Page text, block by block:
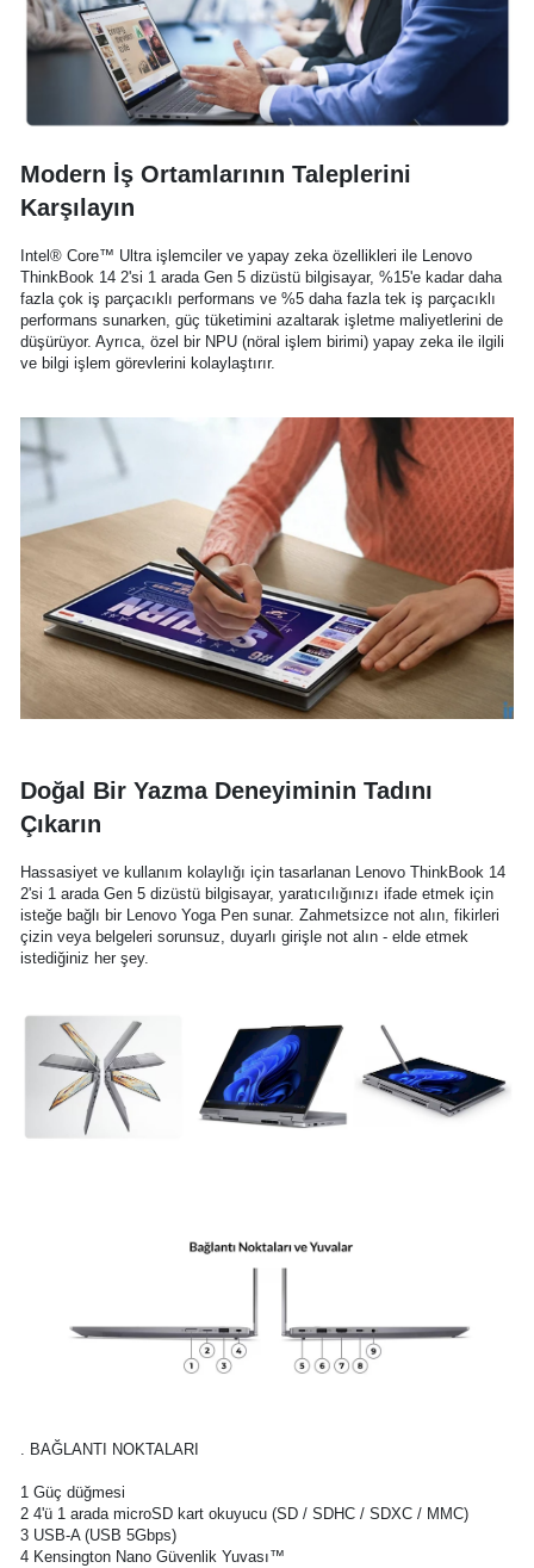
Modern İş Ortamlarının Taleplerini
Karşılayın
Intel® Core™ Ultra işlemciler ve yapay zeka özellikleri ile Lenovo
ThinkBook 14 2'si 1 arada Gen 5 dizüstü bilgisayar, %15'e kadar daha
fazla çok iş parçacıklı performans ve %5 daha fazla tek iş parçacıklı
performans sunarken, güç tüketimini azaltarak işletme maliyetlerini de
düşürüyor. Ayrıca, özel bir NPU (nöral işlem birimi) yapay zeka ile ilgili
ve bilgi işlem görevlerini kolaylaştırır.
Doğal Bir Yazma Deneyiminin Tadını
Çıkarın
Hassasiyet ve kullanım kolaylığı için tasarlanan Lenovo ThinkBook 14
2'si 1 arada Gen 5 dizüstü bilgisayar, yaratıcılığınızı ifade etmek için
isteğe bağlı bir Lenovo Yoga Pen sunar. Zahmetsizce not alın, fikirleri
çizin veya belgeleri sorunsuz, duyarlı girişle not alın - elde etmek
istediğiniz her şey.
. BAĞLANTI NOKTALARI
1 Güç düğmesi
2 4'ü 1 arada microSD kart okuyucu (SD / SDHC / SDXC / MMC)
3 USB-A (USB 5Gbps)
4 Kensington Nano Güvenlik Yuvası™